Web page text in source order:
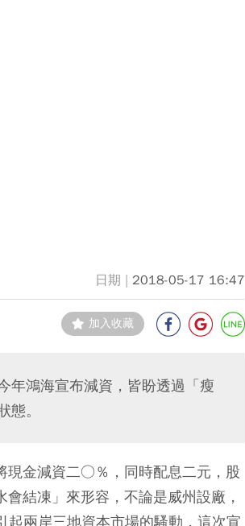
2018-05-17 16:47
加入收藏
年鴻海宣布減資，皆盼透過「瘦
。
現金減資二○％，同時配息二元，股
結凍」來形容，不論是威州設廠，
起兩岸三地資本市場的騷動，這次宣